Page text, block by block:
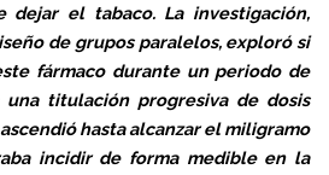
dejar el tabaco. La investigación,
de grupos paralelos, exploró si
fármaco durante un periodo de
una titulación progresiva de dosis
hasta alcanzar el miligramo
incidir de forma medible en la